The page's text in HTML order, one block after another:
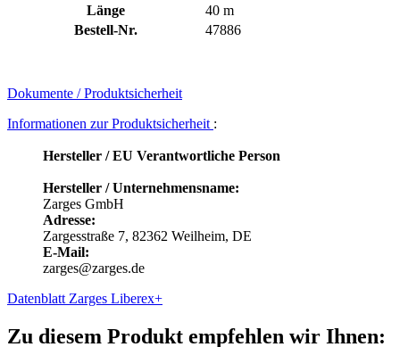
Länge
40 m
Bestell-Nr.
47886
Dokumente / Produktsicherheit
Informationen zur Produktsicherheit :
Hersteller / EU Verantwortliche Person
Hersteller / Unternehmensname:
Zarges GmbH
Adresse:
Zargesstraße 7, 82362 Weilheim, DE
E-Mail:
zarges@zarges.de
Datenblatt Zarges Liberex+
Zu diesem Produkt empfehlen wir Ihnen: